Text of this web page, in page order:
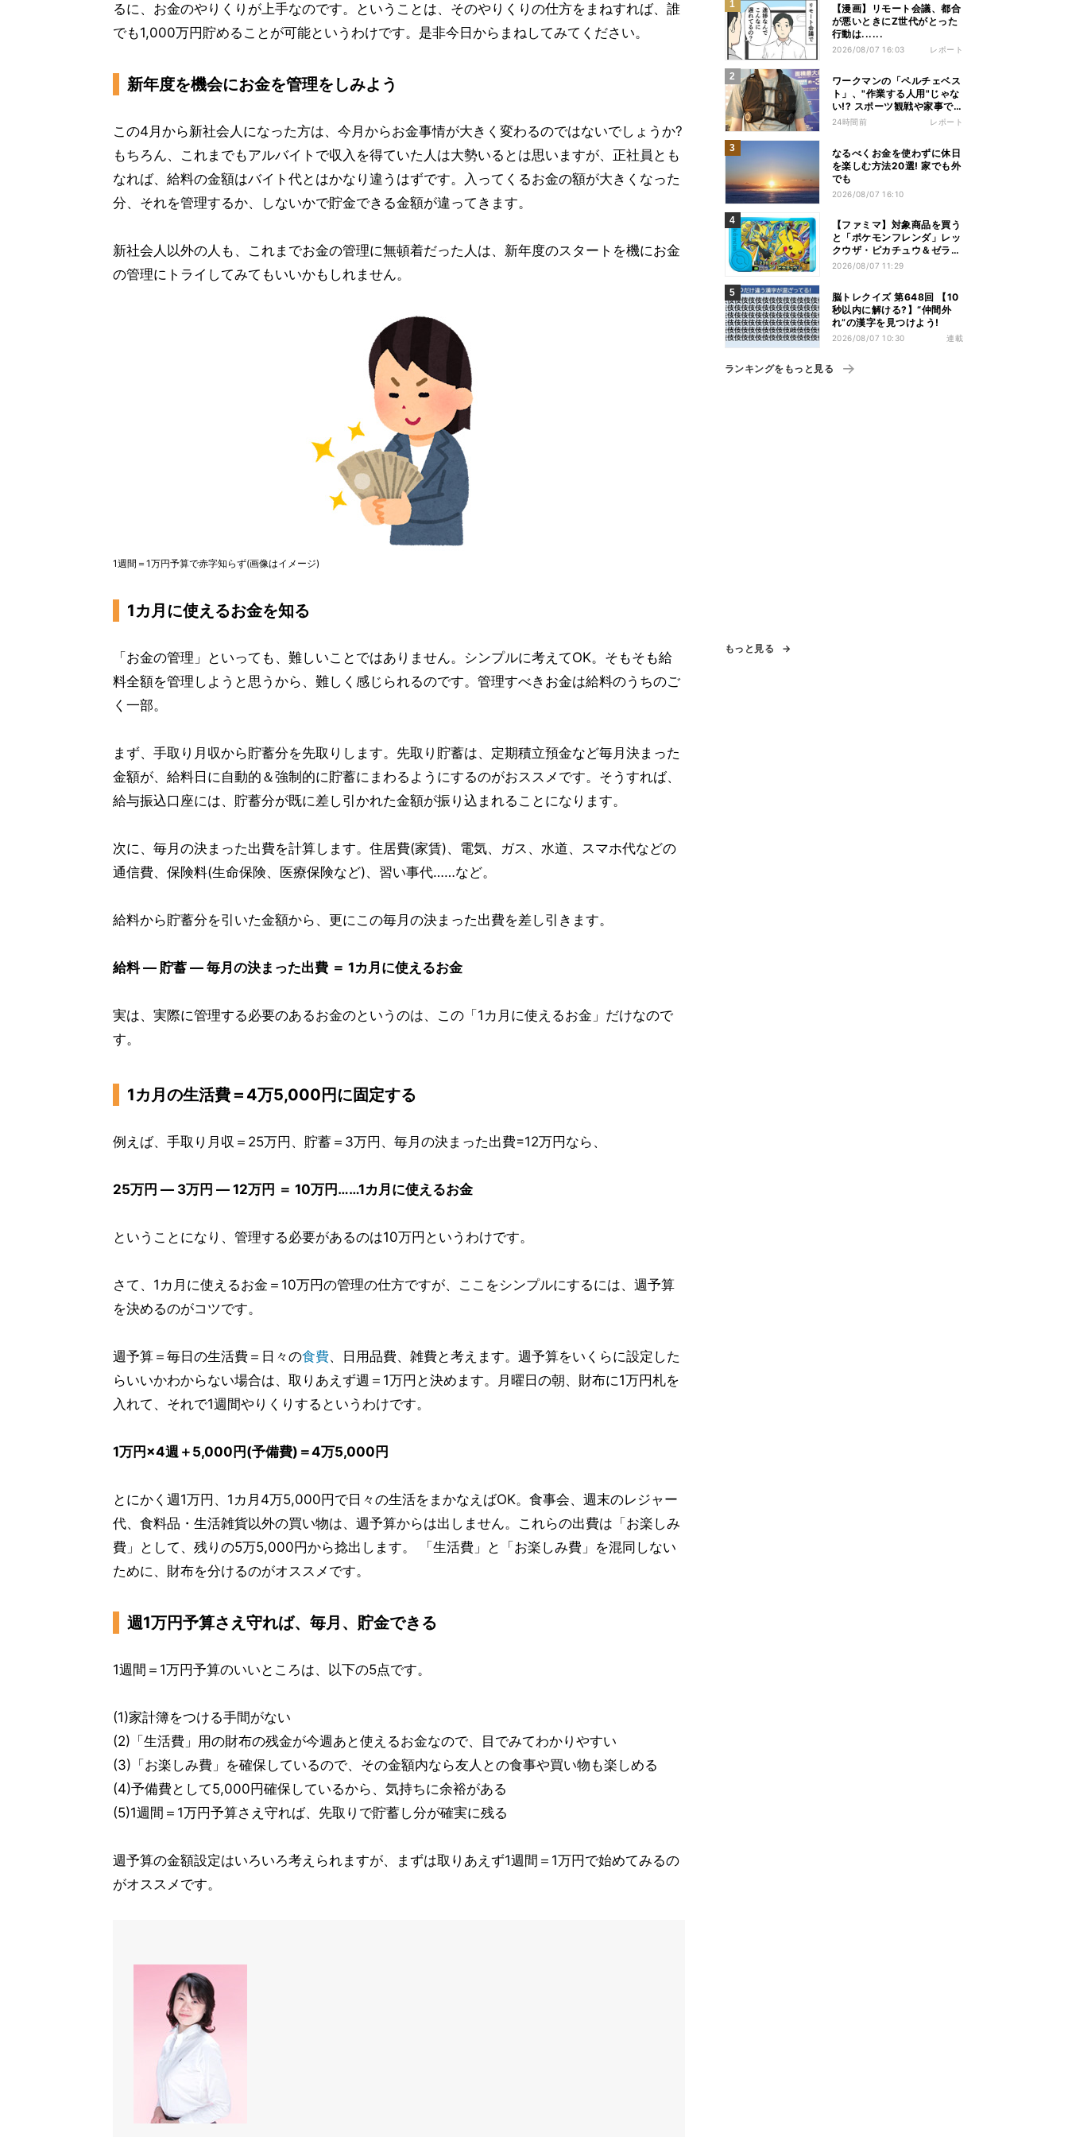
るに、お金のやりくりが上手なのです。ということは、そのやりくりの仕方をまねすれば、誰
でも1,000万円貯めることが可能というわけです。是非今日からまねしてみてください。
新年度を機会にお金を管理をしみよう
この4月から新社会人になった方は、今月からお金事情が大きく変わるのではないでしょうか?
もちろん、これまでもアルバイトで収入を得ていた人は大勢いるとは思いますが、正社員とも
なれば、給料の金額はバイト代とはかなり違うはずです。入ってくるお金の額が大きくなった
分、それを管理するか、しないかで貯金できる金額が違ってきます。
新社会人以外の人も、これまでお金の管理に無頓着だった人は、新年度のスタートを機にお金
の管理にトライしてみてもいいかもしれません。
1週間＝1万円予算で赤字知らず(画像はイメージ)
1カ月に使えるお金を知る
「お金の管理」といっても、難しいことではありません。シンプルに考えてOK。そもそも給
料全額を管理しようと思うから、難しく感じられるのです。管理すべきお金は給料のうちのご
く一部。
まず、手取り月収から貯蓄分を先取りします。先取り貯蓄は、定期積立預金など毎月決まった
金額が、給料日に自動的＆強制的に貯蓄にまわるようにするのがおススメです。そうすれば、
給与振込口座には、貯蓄分が既に差し引かれた金額が振り込まれることになります。
次に、毎月の決まった出費を計算します。住居費(家賃)、電気、ガス、水道、スマホ代などの
通信費、保険料(生命保険、医療保険など)、習い事代……など。
給料から貯蓄分を引いた金額から、更にこの毎月の決まった出費を差し引きます。
給料 ― 貯蓄 ― 毎月の決まった出費 ＝ 1カ月に使えるお金
実は、実際に管理する必要のあるお金のというのは、この「1カ月に使えるお金」だけなので
す。
1カ月の生活費＝4万5,000円に固定する
例えば、手取り月収＝25万円、貯蓄＝3万円、毎月の決まった出費=12万円なら、
25万円 ― 3万円 ― 12万円 ＝ 10万円……1カ月に使えるお金
ということになり、管理する必要があるのは10万円というわけです。
さて、1カ月に使えるお金＝10万円の管理の仕方ですが、ここをシンプルにするには、週予算
を決めるのがコツです。
週予算＝毎日の生活費＝日々の食費、日用品費、雑費と考えます。週予算をいくらに設定した
らいいかわからない場合は、取りあえず週＝1万円と決めます。月曜日の朝、財布に1万円札を
入れて、それで1週間やりくりするというわけです。
1万円×4週＋5,000円(予備費)＝4万5,000円
とにかく週1万円、1カ月4万5,000円で日々の生活をまかなえばOK。食事会、週末のレジャー
代、食料品・生活雑貨以外の買い物は、週予算からは出しません。これらの出費は「お楽しみ
費」として、残りの5万5,000円から捻出します。 「生活費」と「お楽しみ費」を混同しない
ために、財布を分けるのがオススメです。
週1万円予算さえ守れば、毎月、貯金できる
1週間＝1万円予算のいいところは、以下の5点です。
(1)家計簿をつける手間がない
(2)「生活費」用の財布の残金が今週あと使えるお金なので、目でみてわかりやすい
(3)「お楽しみ費」を確保しているので、その金額内なら友人との食事や買い物も楽しめる
(4)予備費として5,000円確保しているから、気持ちに余裕がある
(5)1週間＝1万円予算さえ守れば、先取りで貯蓄し分が確実に残る
週予算の金額設定はいろいろ考えられますが、まずは取りあえず1週間＝1万円で始めてみるの
がオススメです。
【漫画】リモート会議、都合
が悪いときにZ世代がとった
行動は......
2026/08/07 16:03 レポート
ワークマンの「ペルチェベス
ト」、"作業する人用"じゃな
い!? スポーツ観戦や家事で
の熱中症&冷え対策に――話
24時間前 レポート
なるべくお金を使わずに休日
を楽しむ方法20選! 家でも外
でも
2026/08/07 16:10
【ファミマ】対象商品を買う
と「ポケモンフレンダ」レッ
クウザ・ピカチュウ＆ゼラオ
ラのスペシャルフレンダピッ
2026/08/07 11:29
脳トレクイズ 第648回 【10
秒以内に解ける?】“仲間外
れ”の漢字を見つけよう!
2026/08/07 10:30 連載
ランキングをもっと見る
もっと見る